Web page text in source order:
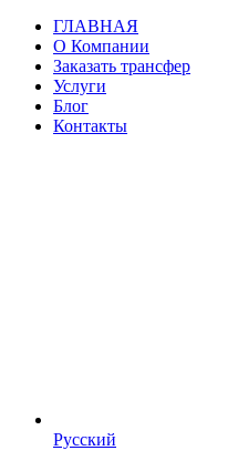
ГЛАВНАЯ
О Компании
Заказать трансфер
Услуги
Блог
Контакты
Русский